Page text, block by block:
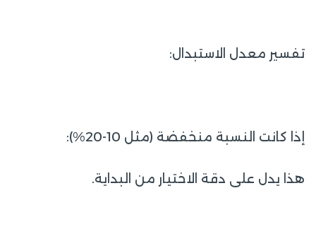
تفسير معدل الاستبدال:
إذا كانت النسبة منخفضة (مثل 10-20%):
هذا يدل على دقة الاختيار من البداية.